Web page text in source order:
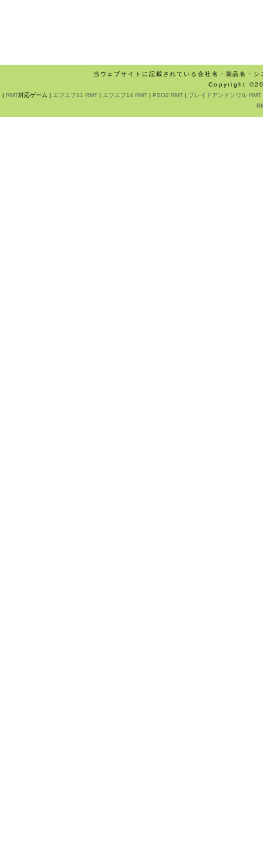
当ウェブサイトに記載されている会社名・製品名・
Copyright
| RMT対応ゲーム | エフエフ11 RMT| エフエフ14 RMT| PSO2 RMT| ブレイドアンドソウル RMT